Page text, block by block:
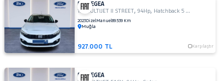
Tüm
Araçlar
AUDI
BMC
BMW
BYD
FIAT EGEA
1.3 MULTIJET II STREET,94Hp, Hatchback 5 Kapı
2023DizelManuel89.539 Km
Muğla
927.000 TL Karşılaştır
FIAT EGEA